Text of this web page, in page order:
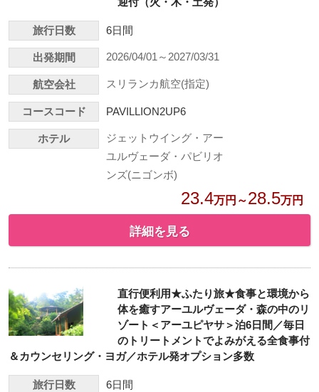
旅行日数 6日間
出発期間 2026/04/01～2027/03/31
航空会社 スリランカ航空(指定)
コースコード PAVILLION2UP6
ホテル
ジェットウイング・アー
ユルヴェーダ・パビリオ
ンズ(ニゴンボ)
23.4万円～28.5万円
詳細を見る
直行便利用★ふたり旅★食事と環境から
体を癒すアーユルヴェーダ・森の中のリ
ゾート＜アーユピヤサ＞泊6日間／毎日
のトリートメントでよみがえる全食事付
＆カウンセリング・ヨガ／ホテル発オプション多数
旅行日数 6日間